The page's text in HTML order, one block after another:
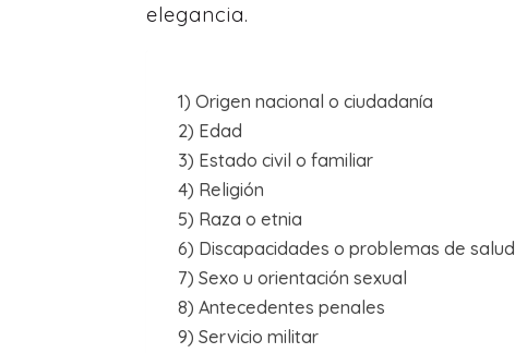
elegancia.
1) Origen nacional o ciudadanía
2) Edad
3) Estado civil o familiar
4) Religión
5) Raza o etnia
6) Discapacidades o problemas de salud
7) Sexo u orientación sexual
8) Antecedentes penales
9) Servicio militar